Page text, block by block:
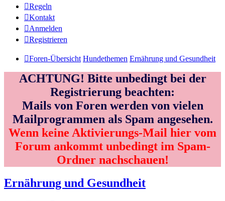
Regeln
Kontakt
Anmelden
Registrieren
Foren-Übersicht Hundethemen Ernährung und Gesundheit
ACHTUNG! Bitte unbedingt bei der
Registrierung beachten:
Mails von Foren werden von vielen
Mailprogrammen als Spam angesehen.
Wenn keine Aktivierungs-Mail hier vom
Forum ankommt unbedingt im Spam-
Ordner nachschauen!
Ernährung und Gesundheit